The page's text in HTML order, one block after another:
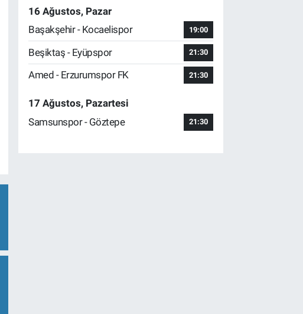
16 Ağustos, Pazar
Başakşehir - Kocaelispor
19:00
Beşiktaş - Eyüpspor 21:30
Amed - Erzurumspor FK 21:30
17 Ağustos, Pazartesi
Samsunspor - Göztepe
21:30